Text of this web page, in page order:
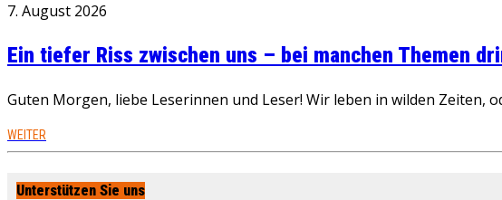
7. August 2026
Ein tiefer Riss zwischen uns – bei manchen Themen
Guten Morgen, liebe Leserinnen und Leser! Wir leben in wilden Zeiten,
WEITER
Unterstützen Sie uns